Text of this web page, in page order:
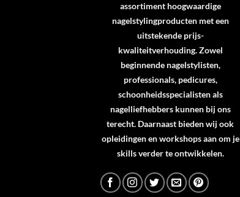
assortiment hoogwaardige
nagelstylingproducten met een
uitstekende prijs-
kwaliteitverhouding. Zowel
beginnende nagelstylisten,
professionals, pedicures,
schoonheidsspecialisten als
nagelliefhebbers kunnen bij ons
terecht. Daarnaast bieden wij ook
opleidingen en workshops aan om je
skills verder te ontwikkelen.